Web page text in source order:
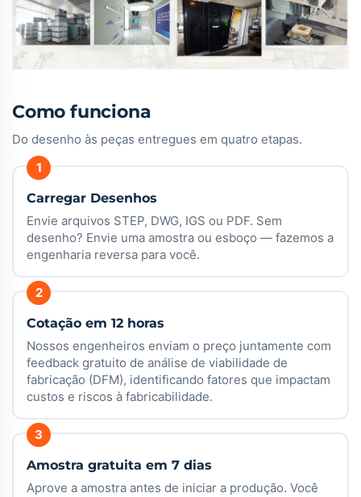
Como funciona
Do desenho às peças entregues em quatro etapas.
Carregar Desenhos
Envie arquivos STEP, DWG, IGS ou PDF. Sem
desenho? Envie uma amostra ou esboço — fazemos a
engenharia reversa para você.
Cotação em 12 horas
Nossos engenheiros enviam o preço juntamente com
feedback gratuito de análise de viabilidade de
fabricação (DFM), identificando fatores que impactam
custos e riscos à fabricabilidade.
Amostra gratuita em 7 dias
Aprove a amostra antes de iniciar a produção. Você